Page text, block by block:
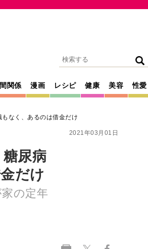
関係 漫画 レシピ 健康 美容 性愛
なく、あるのは借金だけ
2021年03月01日
尿病
だけ
の定年